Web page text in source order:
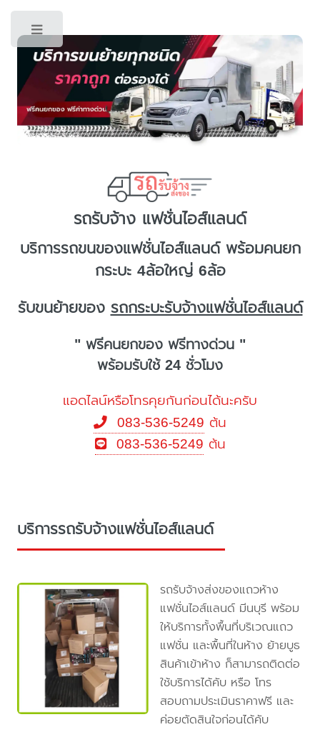
รถรับจ้าง แฟชั่นไอส์แลนด์
บริการรถขนของแฟชั่นไอส์แลนด์พร้อมคนยก
กระบะ 4ล้อใหญ่ 6ล้อ
รับขนย้ายของ รถกระบะรับจ้างแฟชั่นไอส์แลนด์
" ฟรีคนยกของ ฟรีทางด่วน "
พร้อมรับใช้ 24 ชั่วโมง
แอดไลน์หรือโทรคุยกันก่อนได้นะครับ
083-536-5249 ต้น
083-536-5249 ต้น
บริการรถรับจ้างแฟชั่นไอส์แลนด์
รถรับจ้างส่งของแถวห้าง
แฟชั่นไอส์แลนด์ มีนบุรี พร้อม
ให้บริการทั้งพื้นที่บริเวณแถว
แฟชั่น และพื้นที่ในห้าง ย้ายบูธ
สินค้าเข้าห้าง ก็สามารถติดต่อ
ใช้บริการได้คับ หรือ โทร
สอบถามประเมินราคาฟรี และ
ค่อยตัดสินใจก่อนได้คับ
Toggle